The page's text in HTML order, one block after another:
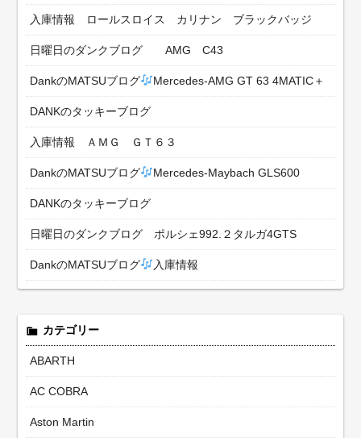
入庫情報 ロールスロイス カリナン ブラックバッジ
日曜日のダンクブログ AMG C43
DankのMATSUブログ Mercedes-AMG GT 63 4MATIC＋
DANKのタッキーブログ
入庫情報 ＡＭＧ ＧＴ６３
DankのMATSUブログ Mercedes-Maybach GLS600
DANKのタッキーブログ
日曜日のダンクブログ ポルシェ992.２タルガ4GTS
DankのMATSUブログ 入庫情報
カテゴリー
ABARTH
AC COBRA
Aston Martin